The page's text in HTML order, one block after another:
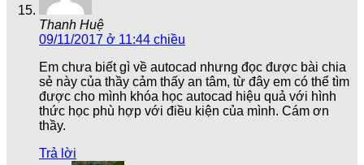
Thanh Huệ
09/11/2017 ở 11:44 chiều
Em chưa biết gì về autocad nhưng đọc được bài chia
sẻ này của thầy cảm thấy an tâm, từ đây em có thể tìm
được cho mình khóa học autocad hiệu quả với hình
thức học phù hợp với điều kiện của mình. Cám ơn
thầy.
Trả lời